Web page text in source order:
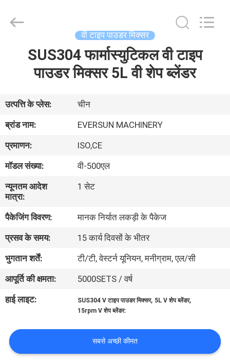
वीआर
दिखाएँ
हमारे
बारे
में
कारखाना
भ्रमण
गुणवत्ता
संपर्क
वी टाइप पाउडर मिक्सर
SUS304 फार्मास्युटिकल वी टाइप
पाउडर मिक्सर 5L वी शेप ब्लेंडर
उत्पत्ति के प्लेस:
चीन
ब्रांड नाम:
EVERSUN MACHINERY
प्रमाणन:
ISO,CE
मॉडल संख्या:
वी-500एल
न्यूनतम आदेश
मात्रा:
1 सेट
पैकेजिंग विवरण:
मानक निर्यात लकड़ी के पैकेज
प्रसव के समय:
15 कार्य दिवसों के भीतर
भुगतान शर्तें:
टी/टी, वेस्टर्न यूनियन, मनीग्राम, एल/सी
आपूर्ति की क्षमता:
5000SETS / वर्ष
हाई लाइट:
SUS304 V टाइप पाउडर मिक्सर, 5L V शेप ब्लेंडर,
15rpm V शेप ब्लेंडर:
सबसे अच्छी कीमत